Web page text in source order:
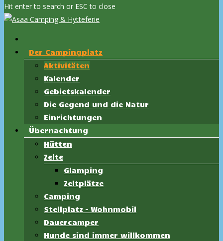
Hit enter to search or ESC to close
Der Campingplatz
Aktivitäten
Kalender
Gebietskalender
Die Gegend und die Natur
Einrichtungen
Übernachtung
Hütten
Zelte
Glamping
Zeltplätze
Camping
Stellplatz – Wohnmobil
Dauercamper
Hunde sind immer willkommen